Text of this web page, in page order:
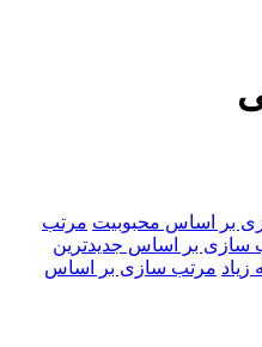
بر اساس محبوبیت مرتب
سازی بر اساس جدیدترین
مرتب سازی بر اساس